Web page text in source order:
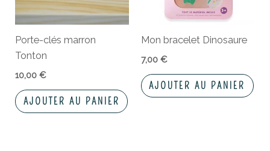
Porte-clés marron
Tonton
10,00€
AJOUTER AU PANIER
Mon bracelet Dinosaure
7,00 €
AJOUTER AU PANIER